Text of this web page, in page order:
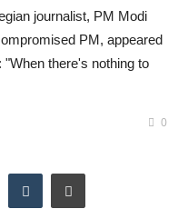
journalist, PM Modi
PM, appeared
there's nothing to
0